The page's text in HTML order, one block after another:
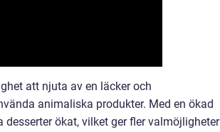
att njuta av en läcker och
animaliska produkter. Med en ökad
ökat, vilket ger fler valmöjligheter